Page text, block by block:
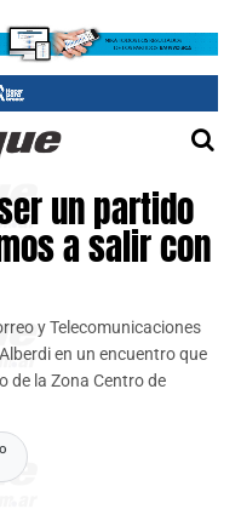
un partido
a salir con
y Telecomunicaciones
en un encuentro que
de la Zona Centro de